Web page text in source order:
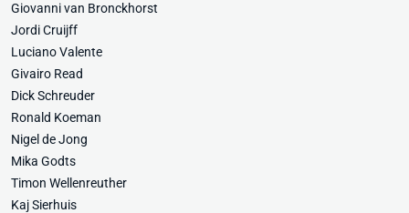
Giovanni van Bronckhorst
Jordi Cruijff
Luciano Valente
Givairo Read
Dick Schreuder
Ronald Koeman
Nigel de Jong
Mika Godts
Timon Wellenreuther
Kaj Sierhuis